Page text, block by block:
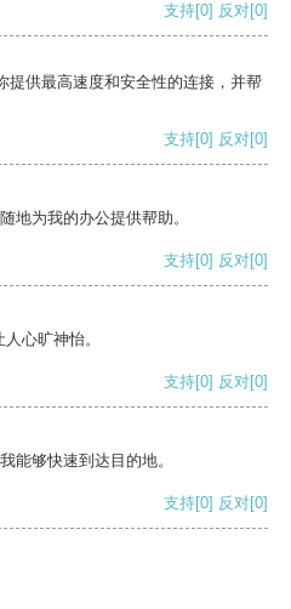
支持[0] 反对[0]
提供最高速度和安全性的连接，并帮
支持[0] 反对[0]
地为我的办公提供帮助。
支持[0] 反对[0]
心旷神怡。
支持[0] 反对[0]
能够快速到达目的地。
支持[0] 反对[0]